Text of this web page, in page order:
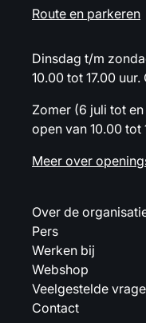
Route en parkeren
Dinsdag t/m
10.00 tot 17.00
Zomer (6 juli tot
open van 10.00 tot
Meer over
Over de
Pers
Werken bij
Webshop
Veelgestelde
Contact